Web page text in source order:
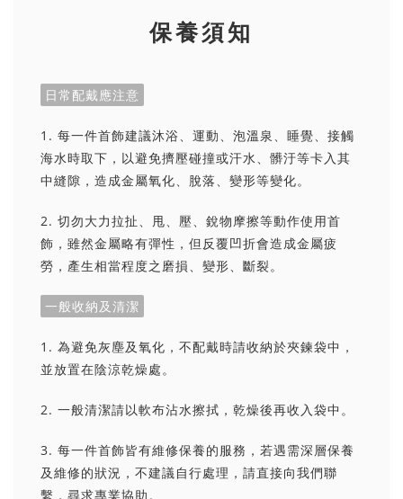
保養須知
日常配戴應注意
1. 每一件首飾建議沐浴、運動、泡溫泉、睡覺、接觸
海水時取下，以避免擠壓碰撞或汗水、髒汙等卡入其
中縫隙，造成金屬氧化、脫落、變形等變化。
2. 切勿大力拉扯、甩、壓、銳物摩擦等動作使用首
飾，雖然金屬略有彈性，但反覆凹折會造成金屬疲
勞，產生相當程度之磨損、變形、斷裂。
一般收納及清潔
1. 為避免灰塵及氧化，不配戴時請收納於夾鍊袋中，
並放置在陰涼乾燥處。
2. 一般清潔請以軟布沾水擦拭，乾燥後再收入袋中。
3. 每一件首飾皆有維修保養的服務，若遇需深層保養
及維修的狀況，不建議自行處理，請直接向我們聯
繫，尋求專業協助。